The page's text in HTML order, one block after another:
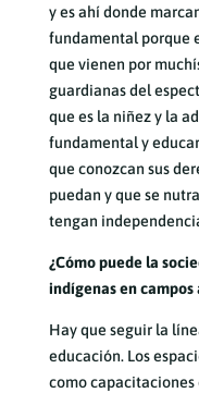
y es ahí donde
fundamental porque
que vienen por
guardianas del
que es la niñez y la
fundamental y
que conozcan sus
puedan y que se
tengan
¿Cómo puede la
indígenas en campos
Hay que seguir la
educación. Los
como capacitaciones